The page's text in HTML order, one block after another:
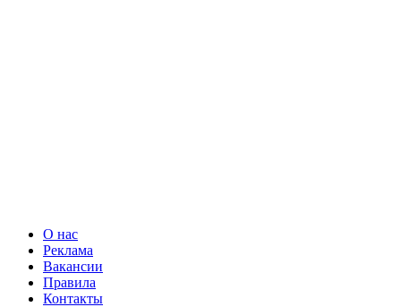
О нас
Реклама
Вакансии
Правила
Контакты